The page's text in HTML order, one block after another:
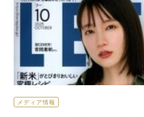
メディア情報